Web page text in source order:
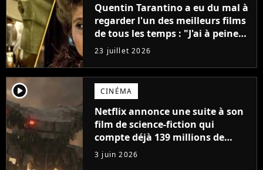
Quentin Tarantino a eu du mal à
regarder l'un des meilleurs films
de tous les temps : "J'ai à peine
réussi à aller jusqu'au générique
de fin"
23 juillet 2026
player2 CINÉMA
Netflix annonce une suite à son
film de science-fiction qui
compte déjà 139 millions de
vues, il est déjà parmi les plus
vus de tous les temps
3 juin 2026